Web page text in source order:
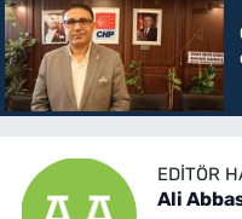
EDITÖR
Ali